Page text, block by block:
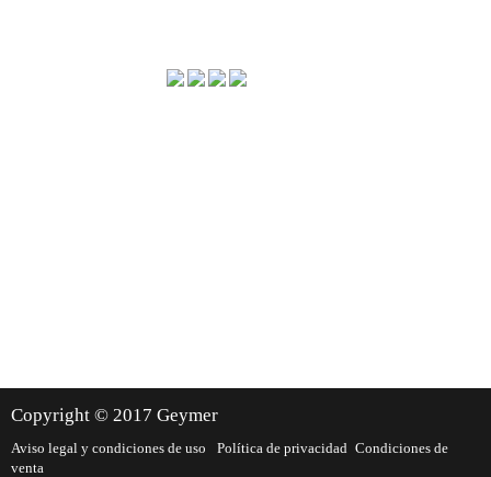
Copyright © 2017 Geymer
Aviso legal y condiciones de uso Política de privacidad Condiciones de
venta